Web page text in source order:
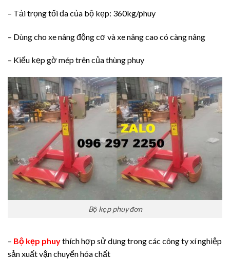
– Tải trọng tối đa của bộ kẹp: 360kg/phuy
– Dùng cho xe nâng động cơ và xe nâng cao có càng nâng
– Kiểu kẹp gờ mép trên của thùng phuy
Bộ kẹp phuy đơn
– Bộ kẹp phuythích hợp sử dụng trong các công ty xí nghiệp
sản xuất vận chuyển hóa chất